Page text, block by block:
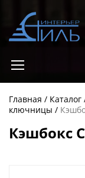
Главная Каталог
ключницы
Кэшбокс